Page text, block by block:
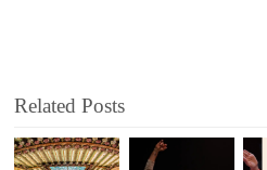
Related Posts